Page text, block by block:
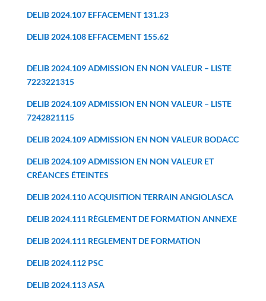
DELIB 2024.107 EFFACEMENT 131.23
DELIB 2024.108 EFFACEMENT 155.62
DELIB 2024.109 ADMISSION EN NON VALEUR – LISTE
7223221315
DELIB 2024.109 ADMISSION EN NON VALEUR – LISTE
7242821115
DELIB 2024.109 ADMISSION EN NON VALEUR BODACC
DELIB 2024.109 ADMISSION EN NON VALEUR ET
CRÉANCES ÉTEINTES
DELIB 2024.110 ACQUISITION TERRAIN ANGIOLASCA
DELIB 2024.111 RÈGLEMENT DE FORMATION ANNEXE
DELIB 2024.111 REGLEMENT DE FORMATION
DELIB 2024.112 PSC
DELIB 2024.113 ASA